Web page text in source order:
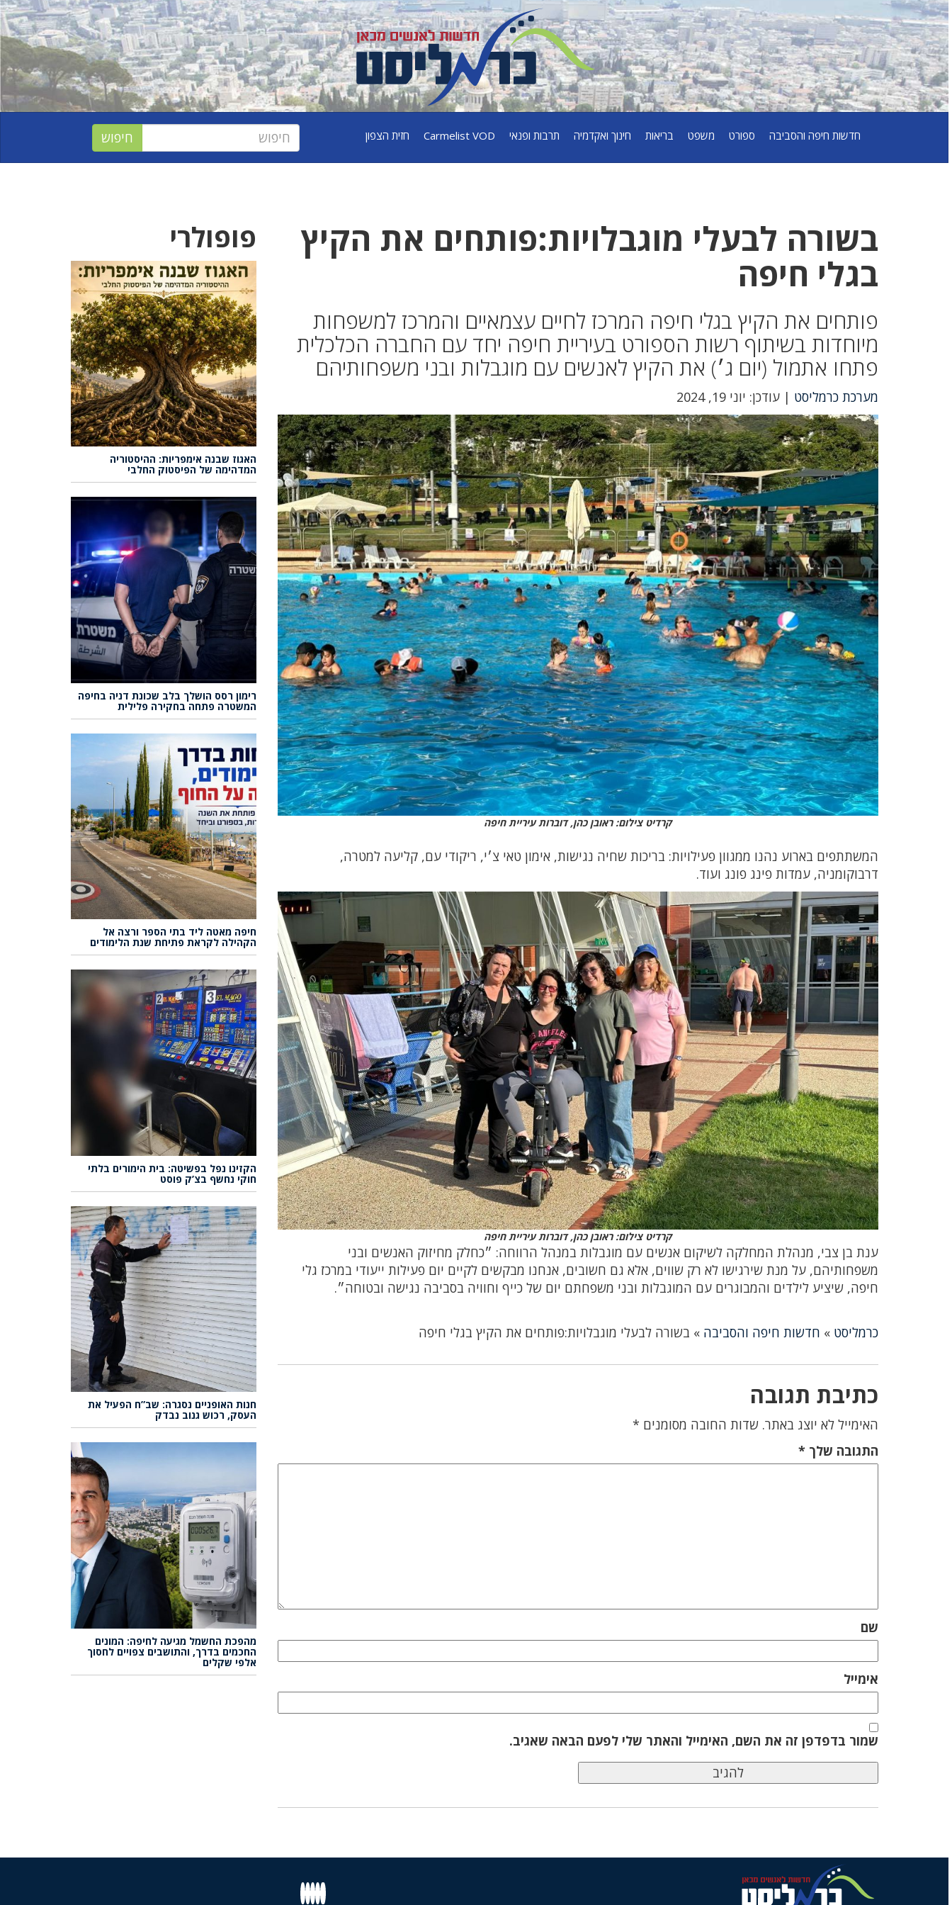
חדשות חיפה והסביבה ספורט משפט בריאות חינוך ואקדמיה תרבות ופנאי Carmelist VOD חזית הצפון
בשורה לבעלי מוגבלויות:פותחים את הקיץ
בגלי חיפה
פותחים את הקיץ בגלי חיפה המרכז לחיים עצמאיים והמרכז למשפחות
מיוחדות בשיתוף רשות הספורט בעיריית חיפה יחד עם החברה הכלכלית
פתחו אתמול (יום ג׳) את הקיץ לאנשים עם מוגבלות ובני משפחותיהם
מערכת כרמליסט | עודכן: יוני 19, 2024
קרדיט צילום: ראובן כהן, דוברות עיריית חיפה
המשתתפים בארוע נהנו ממגוון פעילויות: בריכות שחיה נגישות, אימון טאי צ׳י, ריקודי עם, קליעה למטרה,
דרבוקומניה, עמדות פינג פונג ועוד.
קרדיט צילום: ראובן כהן, דוברות עיריית חיפה
ענת בן צבי, מנהלת המחלקה לשיקום אנשים עם מוגבלות במנהל הרווחה: ״כחלק מחיזוק האנשים ובני
משפחותיהם, על מנת שירגישו לא רק שווים, אלא גם חשובים, אנחנו מבקשים לקיים יום פעילות ייעודי במרכז גלי
חיפה, שיציע לילדים והמבוגרים עם המוגבלות ובני משפחתם יום של כייף וחוויה בסביבה נגישה ובטוחה״.
כרמליסט » חדשות חיפה והסביבה » בשורה לבעלי מוגבלויות:פותחים את הקיץ בגלי חיפה
כתיבת תגובה
האימייל לא יוצג באתר. שדות החובה מסומנים *
התגובה שלך*
שם
אימייל
שמור בדפדפן זה את השם, האימייל והאתר שלי לפעם הבאה שאגיב.
פופולרי
האגוז שבנה אימפריות: ההיסטוריה
המדהימה של הפיסטוק החלבי
רימון רסס הושלך בלב שכונת דניה בחיפה
המשטרה פתחה בחקירה פלילית
חיפה מאטה ליד בתי הספר ורצה אל
הקהילה לקראת פתיחת שנת הלימודים
הקזינו נפל בפשיטה: בית הימורים בלתי
חוקי נחשף בצ’ק פוסט
חנות האופניים נסגרה: שב”ח הפעיל את
העסק, רכוש גנוב נבדק
מהפכת החשמל מגיעה לחיפה: המונים
החכמים בדרך, והתושבים צפויים לחסוך
אלפי שקלים